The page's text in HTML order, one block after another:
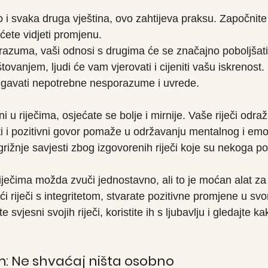
i svaka druga vještina, ovo zahtijeva praksu.
vidjeti promjenu.
vaši odnosi s drugima će se značajno
ljudi će vam vjerovati i cijeniti vašu
nepotrebne nesporazume i uvrede.
u riječima, osjećate se bolje i mirnije. Vaše riječi
i pozitivni govor pomaže u održavanju mentalnog i
savjesti zbog izgovorenih riječi koje su nekoga
možda zvuči jednostavno, ali to je moćan alat
riječi s integritetom, stvarate pozitivne promjene u
svjesni svojih riječi, koristite ih s ljubavlju i gledajte
Ne shvaćaj ništa osobno